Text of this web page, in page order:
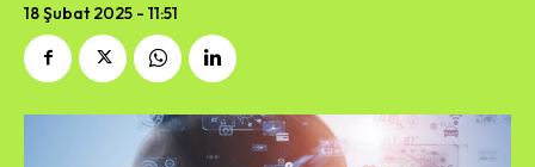
18 Şubat 2025 - 11:51